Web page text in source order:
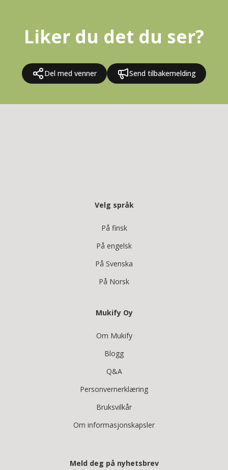
Liker du det du ser?
Del med venner Send tilbakemelding
Velg språk
På finsk
På engelsk
På Svenska
På Norsk
Mukify Oy
Om Mukify
Blogg
Q&A
Personvernerklæring
Bruksvilkår
Om informasjonskapsler
Meld deg på nyhetsbrev